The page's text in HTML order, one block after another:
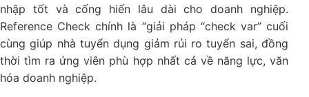
nhập tốt và cống hiến lâu dài cho doanh nghiệp.
Reference Check chính là “giải pháp “check var” cuối
cùng giúp nhà tuyển dụng giảm rủi ro tuyển sai, đồng
thời tìm ra ứng viên phù hợp nhất cả về năng lực, văn
hóa doanh nghiệp.